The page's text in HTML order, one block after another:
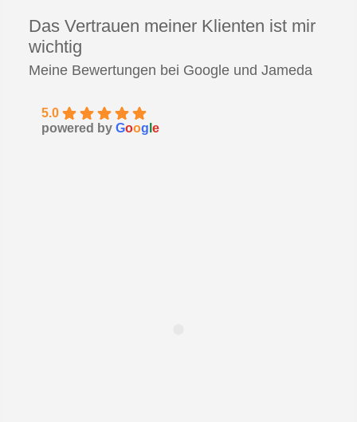
Das Vertrauen meiner Klienten ist mir
wichtig
Meine Bewertungen bei Google und Jameda
5.0
powered by Goog e